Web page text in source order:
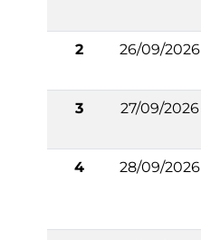
2 26/09/2026
3 27/09/2026
4 28/09/2026